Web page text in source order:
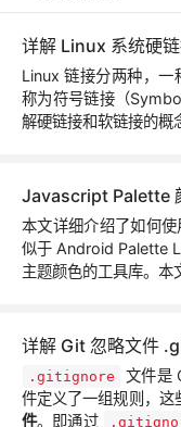
详解 Linux 系统硬
Linux 链接分两种，
称为符号链接（
解硬链接和软链接的概
Javascript Palette
本文详细介绍了如何
似于 Android Palette
主题颜色的工具库。本
详解 Git 忽略文件
.gitignore
文件是
件定义了一组规则，这
件。即通过